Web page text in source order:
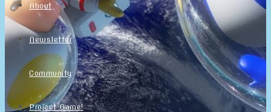
About
Newsletter
Community
Project Game!